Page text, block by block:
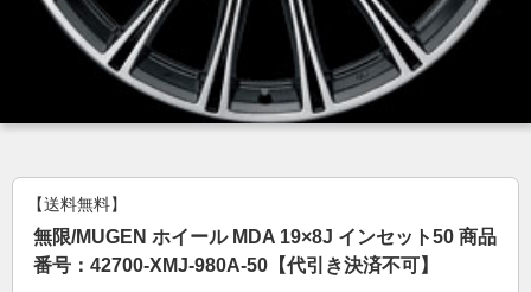
【送料無料】
無限/MUGEN ホイール MDA 19×8J インセット50 商品
番号：42700-XMJ-980A-50【代引き決済不可】